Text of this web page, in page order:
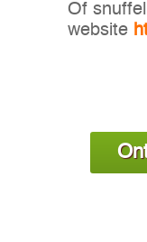
Of
website